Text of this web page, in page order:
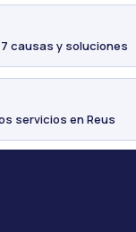
causas y soluciones
servicios en Reus